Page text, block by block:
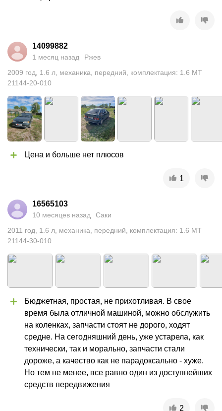
14099882
1 месяц назад
Ржев
2009 год 1.6 л механика передний
комплектация: 1.6 MT
21144-20-010
Цена и больше нет плюсов
1
16565103
10 месяцев назад
Саки
2011 год 1.6 л механика передний
комплектация: 1.6 MT
21144-30-010
Бюджетная, простая, не прихотливая. В свое
время была отличной машиной, можно обслужить
на коленках, запчасти стоят не дорого, ходят
средне. На сегодняшний день, уже устарела, как
технически, так и морально, запчасти стали
дороже, а качество как не парадоксально - хуже.
Но тем не менее, все равно один из доступнейших
средств передвижения
2